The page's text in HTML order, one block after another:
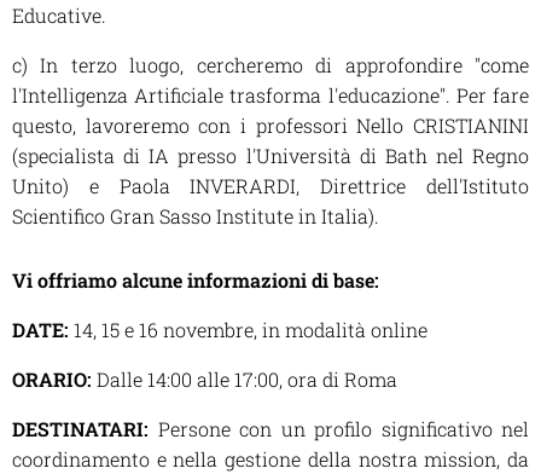
Educative.
c) In terzo luogo, cercheremo di approfondire "come
l'Intelligenza Artificiale trasforma l'educazione". Per fare
questo, lavoreremo con i professori Nello CRISTIANINI
(specialista di IA presso l'Università di Bath nel Regno
Unito) e Paola INVERARDI, Direttrice dell'Istituto
Scientifico Gran Sasso Institute in Italia).
Vi offriamo alcune informazioni di base:
DATE: 14, 15 e 16 novembre, in modalità online
ORARIO: Dalle 14:00 alle 17:00, ora di Roma
DESTINATARI: Persone con un profilo significativo nel
coordinamento e nella gestione della nostra mission, da